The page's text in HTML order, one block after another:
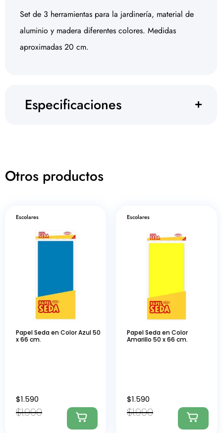
Set de 3 herramientas para la jardinería, material de
aluminio y madera diferentes colores. Medidas
aproximadas 20 cm.
Especificaciones
Otros productos
Escolares
Papel Seda en Color Azul 50
x 66 cm.
$1.990
$1.590
Escolares
Papel Seda en Color
Amarillo 50 x 66 cm.
$1.990
$1.590